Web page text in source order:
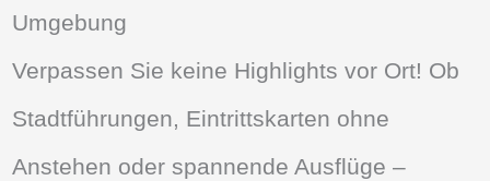
Umgebung
Verpassen Sie keine Highlights vor Ort! Ob
Stadtführungen, Eintrittskarten ohne
Anstehen oder spannende Ausflüge –